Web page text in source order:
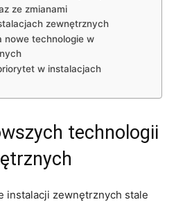
ze ⁢zmianami
zewnętrznych
nowe technologie w​
‍w instalacjach
technologii
instalacji zewnętrznych stale